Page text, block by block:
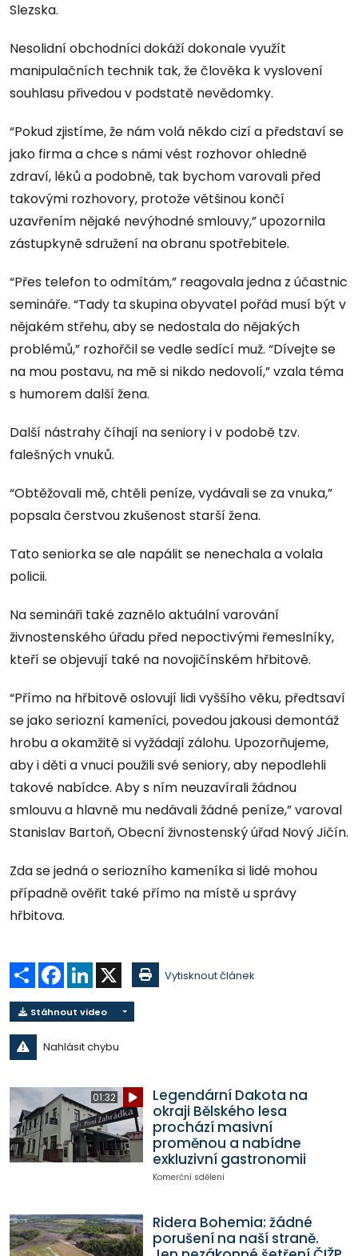
Slezska.
Nesolidní obchodníci dokáží dokonale využít
manipulačních technik tak, že člověka k vyslovení
souhlasu přivedou v podstatě nevědomky.
“Pokud zjistíme, že nám volá někdo cizí a představí se
jako firma a chce s námi vést rozhovor ohledně
zdraví, léků a podobně, tak bychom varovali před
takovými rozhovory, protože většinou končí
uzavřením nějaké nevýhodné smlouvy,” upozornila
zástupkyně sdružení na obranu spotřebitele.
“Přes telefon to odmítám,” reagovala jedna z účastnic
semináře. “Tady ta skupina obyvatel pořád musí být v
nějakém střehu, aby se nedostala do nějakých
problémů,” rozhořčil se vedle sedící muž. “Dívejte se
na mou postavu, na mě si nikdo nedovolí,” vzala téma
s humorem další žena.
Další nástrahy číhají na seniory i v podobě tzv.
falešných vnuků.
“Obtěžovali mě, chtěli peníze, vydávali se za vnuka,”
popsala čerstvou zkušenost starší žena.
Tato seniorka se ale napálit se nenechala a volala
policii.
Na semináři také zaznělo aktuální varování
živnostenského úřadu před nepoctivými řemeslníky,
kteří se objevují také na novojičínském hřbitově.
“Přímo na hřbitově oslovují lidi vyššího věku, předtsaví
se jako seriozní kameníci, povedou jakousi demontáž
hrobu a okamžitě si vyžádají zálohu. Upozorňujeme,
aby i děti a vnuci použili své seniory, aby nepodlehli
takové nabídce. Aby s ním neuzavírali žádnou
smlouvu a hlavně mu nedávali žádné peníze,” varoval
Stanislav Bartoň, Obecní živnostenský úřad Nový Jičín.
Zda se jedná o seriozního kameníka si lidé mohou
případně ověřit také přímo na místě u správy
hřbitova.
Sdílet Facebook
LinkedIn Vytisknout článek
Stáhnout video
Nahlásit chybu
01:32
Legendární Dakota na
okraji Bělského lesa
prochází masivní
proměnou a nabídne
exkluzivní gastronomii
Komerční sdělení
Ridera Bohemia: žádné
porušení na naší straně.